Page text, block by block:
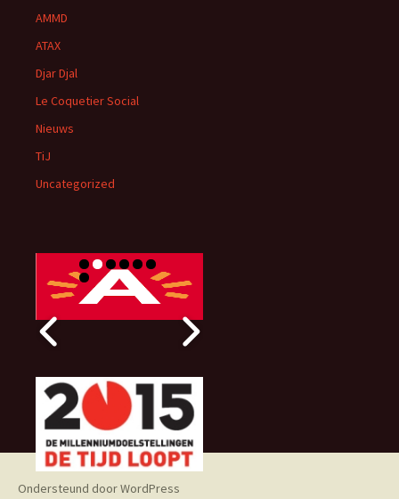
AMMD
ATAX
Djar Djal
Le Coquetier Social
Nieuws
TiJ
Uncategorized
Ondersteund door WordPress